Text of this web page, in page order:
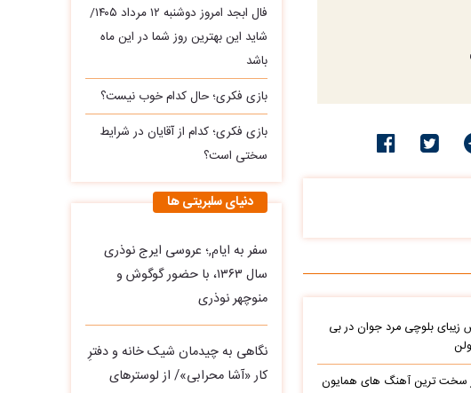
بلوچی مرد جوان در بی
سخت ترین آهنگ های همایون
فال ابجد امروز دوشنبه ۱۲ مرداد ۱۴۰۵/
شاید این بهترین روز شما در این ماه
باشد
بازی فکری؛ حال کدام خوب نیست؟
بازی فکری؛ کدام از آقایان در شرایط
سختی است؟
دنیای سلبریتی ها
سفر به ایام,؛ عروسی ایرج نوذری
سال ۱۳۶۳، با حضور گوگوش و
منوچهر نوذری
نگاهی به چیدمان شیک خانه و دفترِ
کار «آشا محرابی»/ از لوسترهای